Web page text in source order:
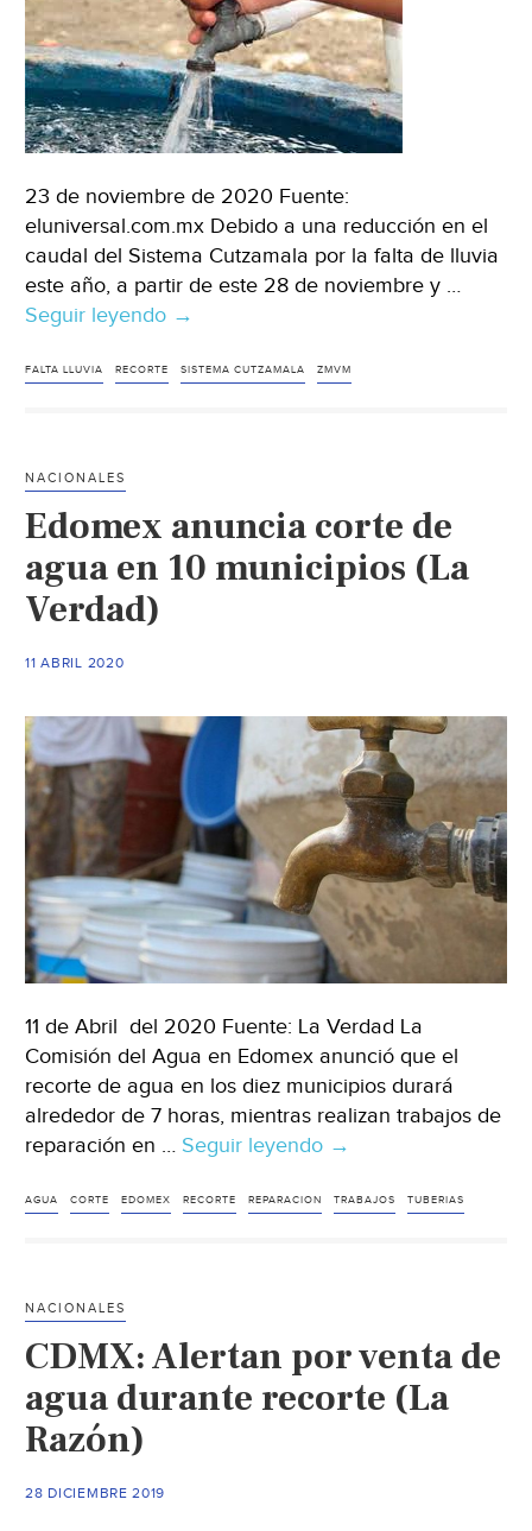
23 de noviembre de 2020 Fuente:
eluniversal.com.mx Debido a una reducción en el
caudal del Sistema Cutzamala por la falta de lluvia
este año, a partir de este 28 de noviembre y …
Seguir leyendo (ZMVM)
reducción
alcaldías
de
la
del
Edomex
(El
Universal)
→
FALTA LLUVIA RECORTE SISTEMA CUTZAMALA ZMVM
NACIONALES
Edomex anuncia corte de
agua en 10 municipios (La
Verdad)
11 ABRIL 2020
11 de Abril del 2020 Fuente: La Verdad La
Comisión del Agua en Edomex anunció que el
recorte de agua en los diez municipios durará
alrededor de 7 horas, mientras realizan trabajos de
reparación en … Seguir leyendo Edomex
corte
municipios
Verdad)
→
AGUA CORTE EDOMEX RECORTE REPARACION TRABAJOS TUBERIAS
NACIONALES
CDMX: Alertan por venta de
agua durante recorte (La
Razón)
28 DICIEMBRE 2019